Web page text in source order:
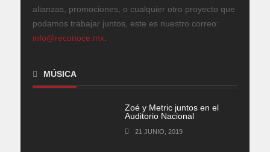
alianzas, promociones, o cualquier otro proyecto que
podamos trabajar juntos, este es nuestro correo:
info@reconoce.mx
MÚSICA
Zoé y Metric juntos en el
Auditorio Nacional
21 JUNIO, 2019